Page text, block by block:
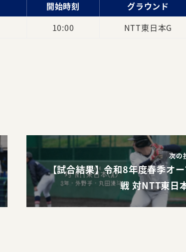
開始時刻
グラウンド
10:00 NTT東日本G
次の
【試合結果】令和8年度春季オー
戦 対NTT東日